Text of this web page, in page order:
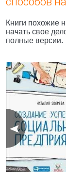
Книги похожие
начать свое
полные версии.